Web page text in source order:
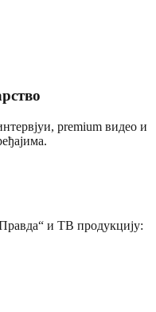
premium видео и
и ТВ продукцију: